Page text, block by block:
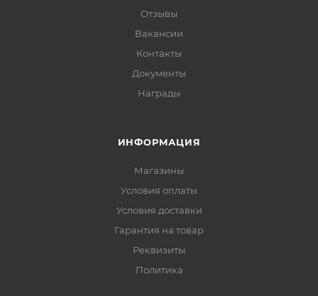
Отзывы
Вакансии
Контакты
Документы
Награды
ИНФОРМАЦИЯ
Магазины
Условия оплаты
Условия доставки
Гарантия на товар
Реквизиты
Политика